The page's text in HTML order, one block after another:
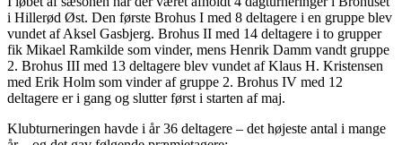
i Hillerød Øst. Den første Brohus I med 8 deltagere i en gruppe blev
vundet af Aksel Gasbjerg. Brohus II med 14 deltagere i to grupper
fik Mikael Ramkilde som vinder, mens Henrik Damm vandt gruppe
2. Brohus III med 13 deltagere blev vundet af Klaus H. Kristensen
med Erik Holm som vinder af gruppe 2. Brohus IV med 12
deltagere er i gang og slutter først i starten af maj.
Klubturneringen havde i år 36 deltagere – det højeste antal i mange